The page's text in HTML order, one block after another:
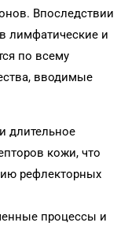
Впоследствии
лимфатические и
по всему
вводимые
длительное
кожи, что
рефлекторных
процессы и